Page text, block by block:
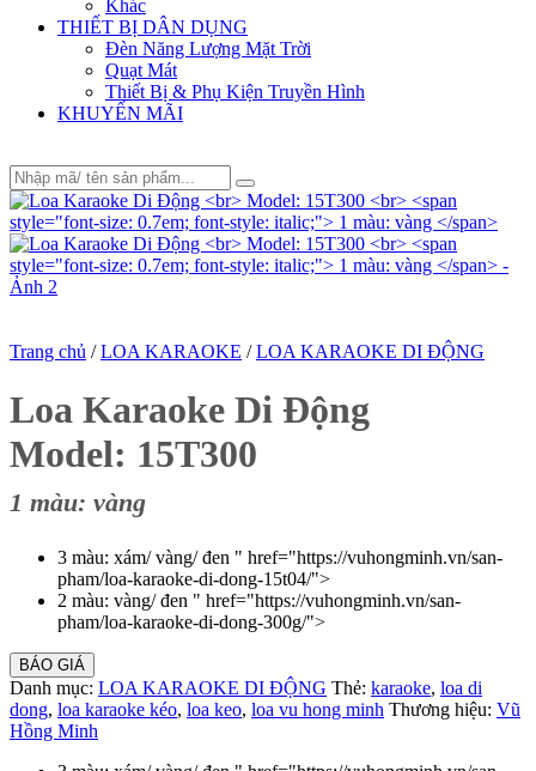
Khác
THIẾT BỊ DÂN DỤNG
Đèn Năng Lượng Mặt Trời
Quạt Mát
Thiết Bị & Phụ Kiện Truyền Hình
KHUYẾN MÃI
Trang chủ / LOA KARAOKE / LOA KARAOKE DI ĐỘNG
Loa Karaoke Di Động
Model: 15T300
1 màu: vàng
3 màu: xám/ vàng/ đen " href="https://vuhongminh.vn/san-
pham/loa-karaoke-di-dong-15t04/">
2 màu: vàng/ đen " href="https://vuhongminh.vn/san-
pham/loa-karaoke-di-dong-300g/">
BÁO GIÁ
Danh mục: LOA KARAOKE DI ĐỘNG Thẻ: karaoke, loa di
dong, loa karaoke kéo, loa keo, loa vu hong minh Thương hiệu: Vũ
Hồng Minh